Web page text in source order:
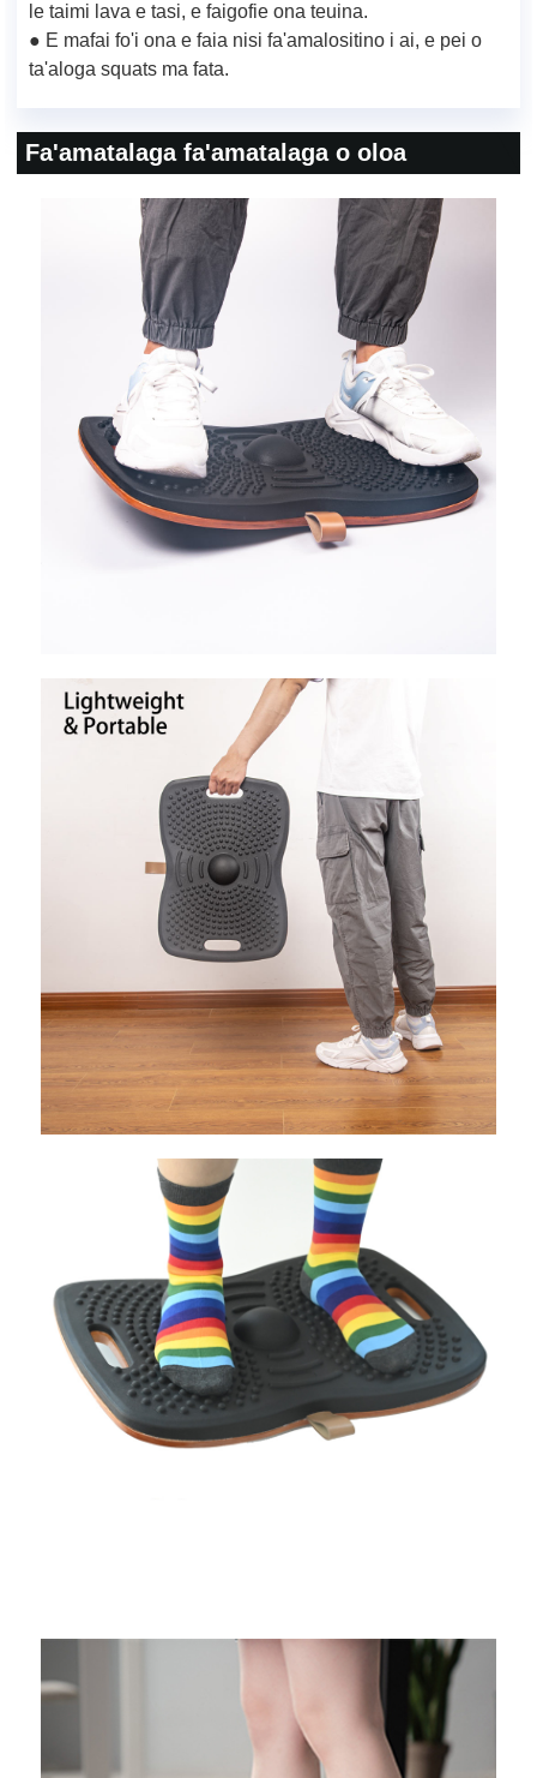
le taimi lava e tasi, e faigofie ona teuina.
● E mafai fo'i ona e faia nisi fa'amalositino i ai, e pei o
ta'aloga squats ma fata.
Fa'amatalaga fa'amatalaga o oloa